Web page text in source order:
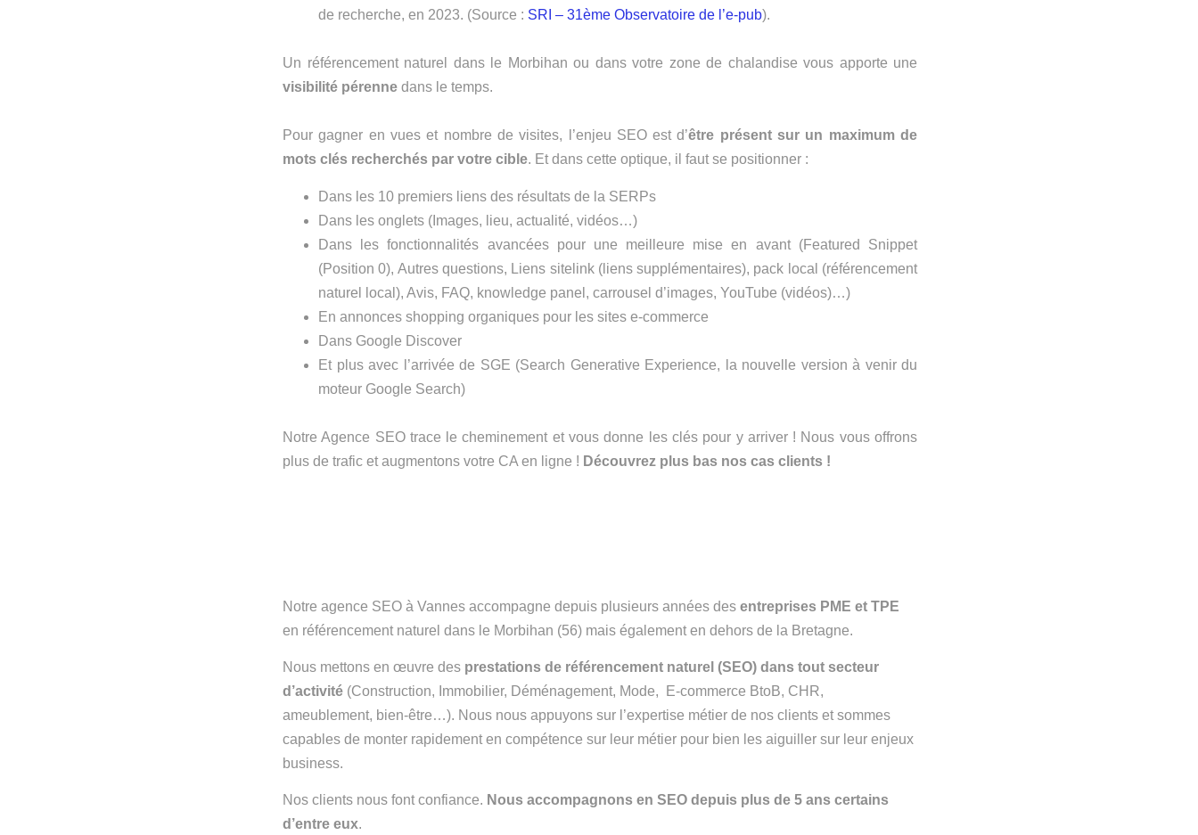
de recherche, en 2023. (Source : SRI – 31ème Observatoire de l’e-pub).
Un référencement naturel dans le Morbihan ou dans votre zone de chalandise vous apporte une
visibilité pérenne dans le temps.
Pour gagner en vues et nombre de visites, l’enjeu SEO est d’être présent sur un maximum de
mots clés recherchés par votre cible. Et dans cette optique, il faut se positionner :
Dans les 10 premiers liens des résultats de la SERPs
Dans les onglets (Images, lieu, actualité, vidéos…)
Dans les fonctionnalités avancées pour une meilleure mise en avant (Featured Snippet
(Position 0), Autres questions, Liens sitelink (liens supplémentaires), pack local (référencement
naturel local), Avis, FAQ, knowledge panel, carrousel d’images, YouTube (vidéos)…)
En annonces shopping organiques pour les sites e-commerce
Dans Google Discover
Et plus avec l’arrivée de SGE (Search Generative Experience, la nouvelle version à venir du
moteur Google Search)
Notre Agence SEO trace le cheminement et vous donne les clés pour y arriver ! Nous vous offrons
plus de trafic et augmentons votre CA en ligne ! Découvrez plus bas nos cas clients !
Notre agence SEO à Vannes accompagne depuis plusieurs années des entreprises PME et TPE
en référencement naturel dans le Morbihan (56) mais également en dehors de la Bretagne.
Nous mettons en œuvre des prestations de référencement naturel (SEO) dans tout secteur
d’activité (Construction, Immobilier, Déménagement, Mode, E-commerce BtoB, CHR,
ameublement, bien-être…). Nous nous appuyons sur l’expertise métier de nos clients et sommes
capables de monter rapidement en compétence sur leur métier pour bien les aiguiller sur leur enjeux
business.
Nos clients nous font confiance. Nous accompagnons en SEO depuis plus de 5 ans certains
d’entre eux.